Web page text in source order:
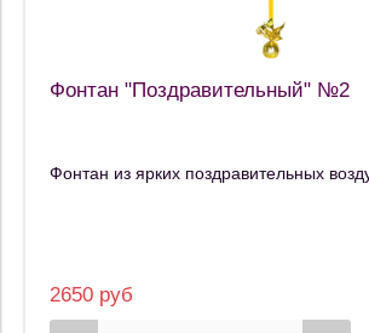
Фонтан "Поздравительный" №2
Фонтан из ярких поздравительных
2650 руб